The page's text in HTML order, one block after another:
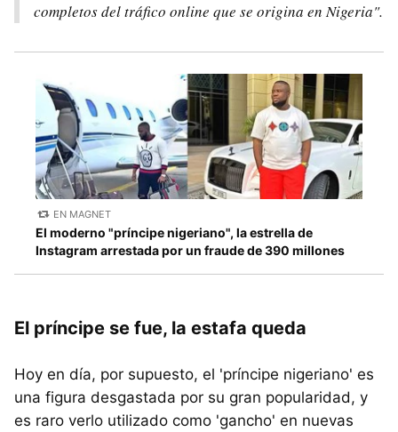
completos del tráfico online que se origina en Nigeria".
EN MAGNET
El moderno "príncipe nigeriano", la estrella de
Instagram arrestada por un fraude de 390 millones
El príncipe se fue, la estafa queda
Hoy en día, por supuesto, el 'príncipe nigeriano' es
una figura desgastada por su gran popularidad, y
es raro verlo utilizado como 'gancho' en nuevas